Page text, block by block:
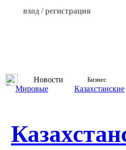
вход / регистрация
Новости Бизнес
Мировые Казахстанские